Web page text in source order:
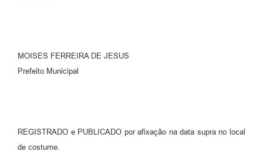
MOISES FERREIRA DE JESUS
Prefeito Municipal
REGISTRADO e PUBLICADO por afixação na data supra no local
de costume.